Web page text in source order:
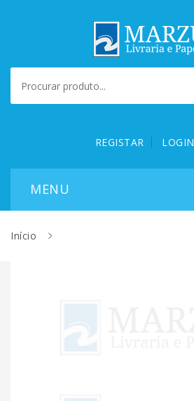
REGISTAR LOGIN
Início